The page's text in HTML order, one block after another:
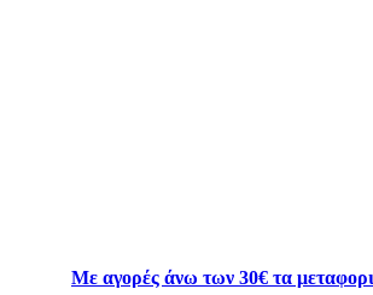
Με αγορές άνω των 30€ τα